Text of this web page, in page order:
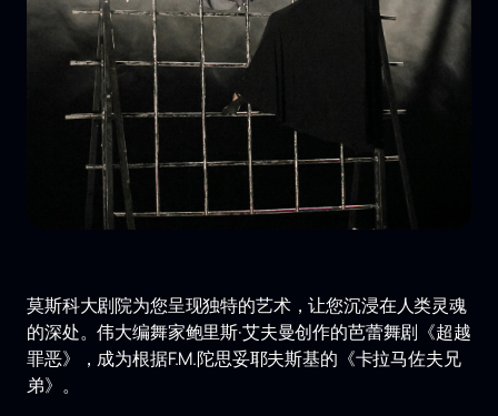
莫斯科大剧院为您呈现独特的艺术，让您沉浸在人类灵魂
的深处。伟大编舞家鲍里斯·艾夫曼创作的芭蕾舞剧《超越
罪恶》，成为根据F.M.陀思妥耶夫斯基的《卡拉马佐夫兄
弟》。